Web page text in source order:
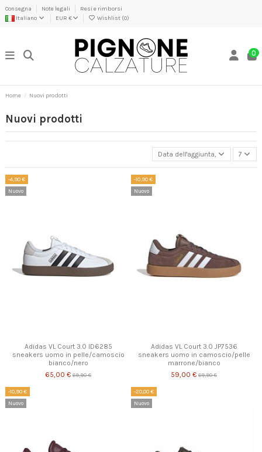
Consegna Note legali
Resi e rimborsi
Italiano
EUR € Wishlist (0)
0
Home Nuovi prodotti
Nuovi prodotti
Data dell'aggiunta, dalla più
7
-4,90 €
Nuovo
Adidas VL Court 3.0 ID6285
sneakers uomo in pelle/camoscio
bianco/nero
65,00 € 69,90 €
-10,90 €
Nuovo
Adidas VL Court 3.0 JP7536
sneakers uomo in camoscio/pelle
marrone/bianco
59,00 € 69,90 €
-10,90 €
Nuovo
-20,00 €
Nuovo